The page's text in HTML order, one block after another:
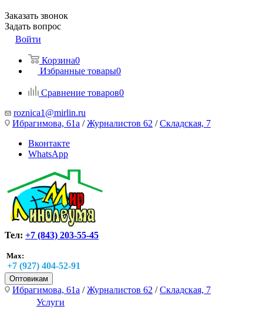
Заказать звонок
Задать вопрос
Войти
Корзина0
Избранные товары0
Сравнение товаров0
roznica1@mirlin.ru
Ибрагимова, 61а /Журналистов 62 /Складская, 7
Вконтакте
WhatsApp
Тел: +7 (843) 203-55-45
Max:
+7 (927) 404-52-91
Оптовикам
Ибрагимова, 61а /Журналистов 62 /Складская, 7
Услуги